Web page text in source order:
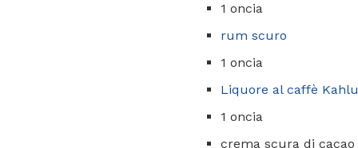
1 oncia
rum scuro
1 oncia
Liquore al caffè
1 oncia
crema scura di cacao